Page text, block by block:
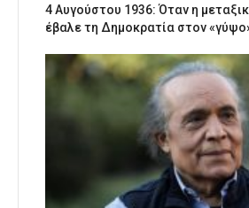
4 Αυγούστου 1936: Όταν η
έβαλε τη Δημοκρατία στον